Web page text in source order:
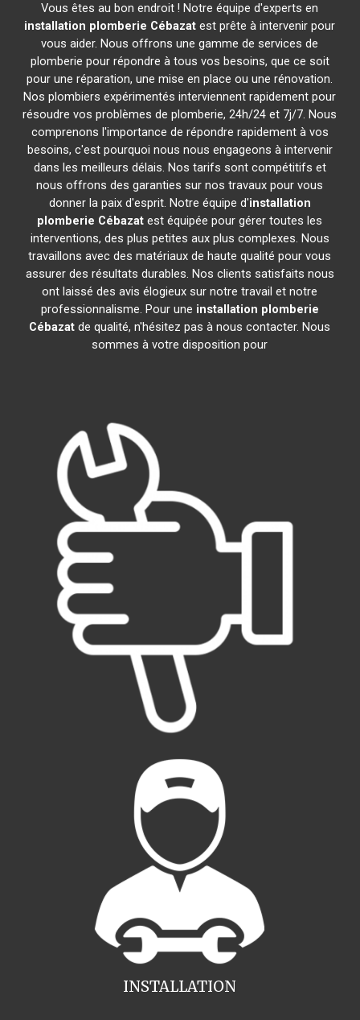
Vous êtes au bon endroit ! Notre équipe d'experts en
installation plomberie Cébazat est prête à intervenir pour
vous aider. Nous offrons une gamme de services de
plomberie pour répondre à tous vos besoins, que ce soit
pour une réparation, une mise en place ou une rénovation.
Nos plombiers expérimentés interviennent rapidement pour
résoudre vos problèmes de plomberie, 24h/24 et 7j/7. Nous
comprenons l'importance de répondre rapidement à vos
besoins, c'est pourquoi nous nous engageons à intervenir
dans les meilleurs délais. Nos tarifs sont compétitifs et
nous offrons des garanties sur nos travaux pour vous
donner la paix d'esprit. Notre équipe d'installation
plomberie Cébazat est équipée pour gérer toutes les
interventions, des plus petites aux plus complexes. Nous
travaillons avec des matériaux de haute qualité pour vous
assurer des résultats durables. Nos clients satisfaits nous
ont laissé des avis élogieux sur notre travail et notre
professionnalisme. Pour une installation plomberie
Cébazat de qualité, n'hésitez pas à nous contacter. Nous
sommes à votre disposition pour
INSTALLATION